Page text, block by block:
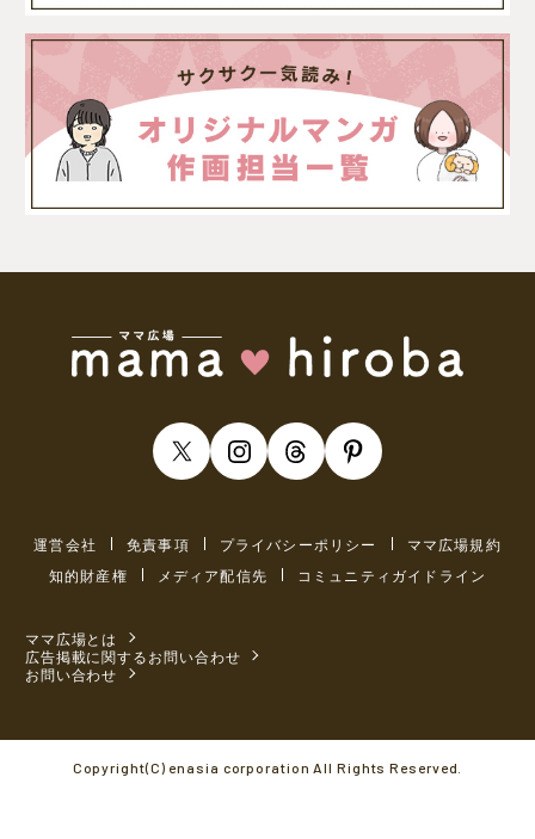
運営会社 免責事項 プライバシーポリシー
ママ広場規約
知的財産権
メディア配信先 コミュニティガイドライン
ママ広場とは
広告掲載に関するお問い合わせ
お問い合わせ
Copyright(C) enasia corporation All Rights Reserved.